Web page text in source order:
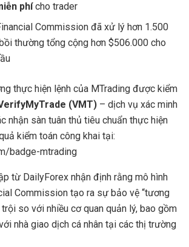
phícho trader
Commission đã xử lý hơn 1.500
thường tổng cộng hơn $506.000 cho
thực hiện lệnh của MTrading được kiểm
(VMT) – dịch vụ xác minh
nhận sàn tuân thủ tiêu chuẩn thực hiện
kiểm toán công khai tại:
badge-mtrading
từ DailyForex nhận định rằng mô hình
Commission tạo ra sự bảo vệ “tương
so với nhiều cơ quan quản lý, bao gồm
nhà giao dịch cá nhân tại các thị trường